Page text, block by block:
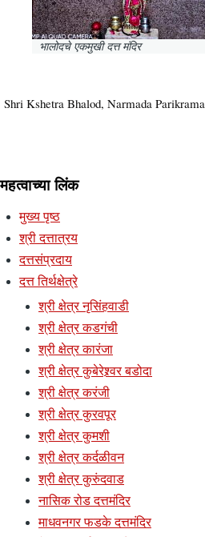
भालोदचे एकमुखी दत्त मंदिर
Shri Kshetra Bhalod, Narmada Parikrama
महत्वाच्या लिंक
मुख्य पृष्ठ
श्री दत्तात्रय
दत्तसंप्रदाय
दत्त तिर्थक्षेत्रे
श्री क्षेत्र नृसिंहवाडी
श्री क्षेत्र कडगंची
श्री क्षेत्र कारंजा
श्री क्षेत्र कुबेरेश्र्वर बडोदा
श्री क्षेत्र करंजी
श्री क्षेत्र कुरवपूर
श्री क्षेत्र कुमशी
श्री क्षेत्र कर्दळीवन
श्री क्षेत्र कुरुंदवाड
नासिक रोड दत्तमंदिर
माधवनगर फडके दत्तमंदिर